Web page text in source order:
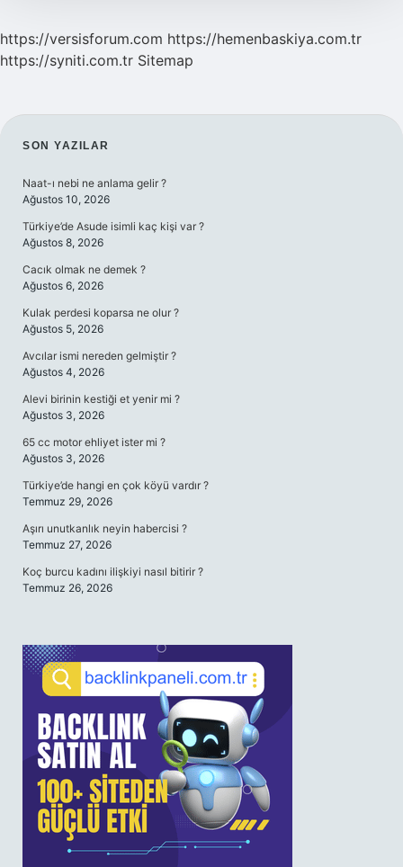
https://versisforum.com https://hemenbaskiya.com.tr
https://syniti.com.tr Sitemap
SIDEBAR
SON YAZILAR
Naat-ı nebi ne anlama gelir ?
Ağustos 10, 2026
Türkiye’de Asude isimli kaç kişi var ?
Ağustos 8, 2026
Cacık olmak ne demek ?
Ağustos 6, 2026
Kulak perdesi koparsa ne olur ?
Ağustos 5, 2026
Avcılar ismi nereden gelmiştir ?
Ağustos 4, 2026
Alevi birinin kestiği et yenir mi ?
Ağustos 3, 2026
65 cc motor ehliyet ister mi ?
Ağustos 3, 2026
Türkiye’de hangi en çok köyü vardır ?
Temmuz 29, 2026
Aşırı unutkanlık neyin habercisi ?
Temmuz 27, 2026
Koç burcu kadını ilişkiyi nasıl bitirir ?
Temmuz 26, 2026